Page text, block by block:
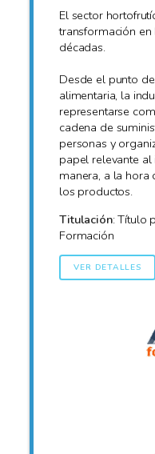
El sector
transformación
décadas.
Desde el punto
alimentaria, la
representarse
cadena de
personas y
papel relevante al
manera, a la hora
los productos.
Titulación: Título
Formación
VER DETALLES